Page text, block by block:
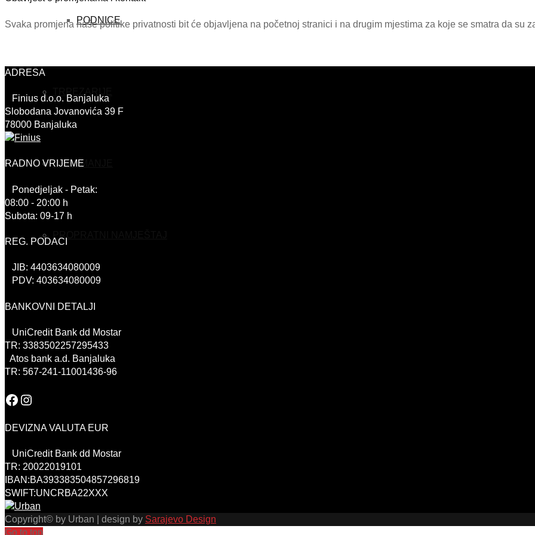
PODNICE
OPREMANJE
Svaka promjena naše politike privatnosti bit će objavljena na početnoj stranici i na drugim mjestima za koje se smatra da su
ADRESA
Finius d.o.o. Banjaluka
Slobodana Jovanovića 39 F
78000 Banjaluka
RADNO VRIJEME
Ponedjeljak - Petak:
08:00 - 20:00 h
Subota: 09-17 h
REG. PODACI
JIB: 4403634080009
PDV: 403634080009
BANKOVNI DETALJI
UniCredit Bank dd Mostar
TR: 3383502257295433
Atos bank a.d. Banjaluka
TR: 567-241-11001436-96
Facebook
Instagram
DEVIZNA VALUTA EUR
UniCredit Bank dd Mostar
TR: 20022019101
IBAN:BA393383504857296819
SWIFT:UNCRBA22XXX
Copyright© by Urban | design by Sarajevo Design
Go to top